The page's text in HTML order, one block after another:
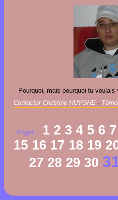
Pourquoi, mais pourquoi tu voulais
Contacter Christine HUYGHE -
Pages : 1 2 3 4 5 6 7
15 16 17 18 19
27 28 29 30